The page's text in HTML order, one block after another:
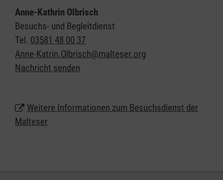
Lebenssituation der älteren Menschen ein. Hier ist
Raum für die persönlichen Bedürfnisse, für die
Lebensgeschichte und das aktuelle Befinden. Kleine
Handreichungen im Alltag, ein Spaziergang ins
Grüne, ein Besuch im Stadtcafé bereiten
Anne-Kathrin Olbrisch
Besuchs- und Begleitdienst
Tel. 03581 48 00 37
Anne-Katrin.Olbrisch@malteser.org
Nachricht senden
Weitere Informationen zum Besuchsdienst der
Malteser